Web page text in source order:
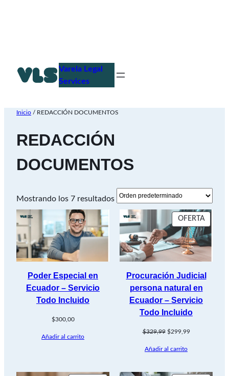
contenido
Varela Legal
Services
Inicio / REDACCIÓN DOCUMENTOS
REDACCIÓN
DOCUMENTOS
Mostrando los 7 resultados
Poder Especial en
Ecuador – Servicio
Todo Incluido
$300,00
Añadir al carrito
OFERTA
EN
Procuración Judicial
persona natural en
Ecuador – Servicio
Todo Incluido
$329,99 El
original
$299,99El
Añadir al carrito